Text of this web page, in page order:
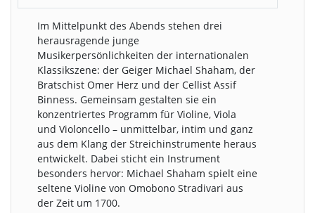
Im Mittelpunkt des Abends stehen drei
herausragende junge
Musikerpersönlichkeiten der internationalen
Klassikszene: der Geiger Michael Shaham, der
Bratschist Omer Herz und der Cellist Assif
Binness. Gemeinsam gestalten sie ein
konzentriertes Programm für Violine, Viola
und Violoncello – unmittelbar, intim und ganz
aus dem Klang der Streichinstrumente heraus
entwickelt. Dabei sticht ein Instrument
besonders hervor: Michael Shaham spielt eine
seltene Violine von Omobono Stradivari aus
der Zeit um 1700.